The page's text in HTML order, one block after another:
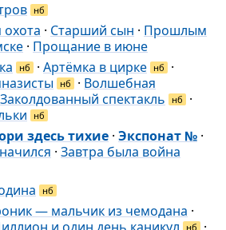
нб
охота · Старший сын · Прошлым
· Прощание в июне
нб · Артёмка в цирке нб
·
нб · Волшебная
Заколдованный спектакль нб
·
нб
здесь тихие · Экспонат № ·
· Завтра была война
нб
— мальчик из чемодана ·
нб